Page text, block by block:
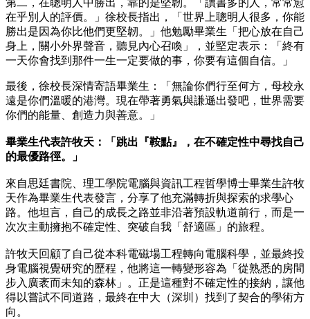
在乎別人的評價。」徐校長指出，「世界上聰明人很多，你能
勝出是因為你比他們更堅韌。」他勉勵畢業生「把心放在自己
身上，關小外界聲音，聽見內心召喚」，並堅定表示：「終有
一天你會找到那件一生一定要做的事，你要有這個自信。」
最後，徐校長深情寄語畢業生：「無論你們行至何方，母校永
遠是你們溫暖的港灣。現在帶著勇氣與謙遜出發吧，世界需要
你們的能量、創造力與善意。」
畢業生代表許牧天：「跳出『鞍點』，在不確定性中尋找自己
的最優路徑。」
來自思廷書院、理工學院電腦與資訊工程哲學博士畢業生許牧
天作為畢業生代表發言，分享了他充滿轉折與探索的求學心
路。他坦言，自己的成長之路並非沿著預設軌道前行，而是一
次次主動擁抱不確定性、突破自我「舒適區」的旅程。
許牧天回顧了自己從本科電磁場工程轉向電腦科學，並最終投
身電腦視覺研究的歷程，他將這一轉變形容為「從熟悉的房間
步入廣袤而未知的森林」。正是這種對不確定性的接納，讓他
得以嘗試不同道路，最終在中大（深圳）找到了契合的學術方
向。